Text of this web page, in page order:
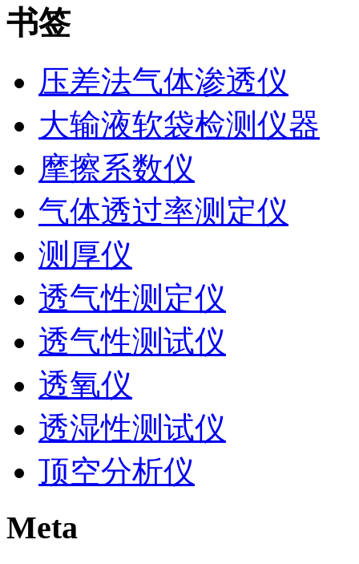
书签
压差法气体渗透仪
大输液软袋检测仪器
摩擦系数仪
气体透过率测定仪
测厚仪
透气性测定仪
透气性测试仪
透氧仪
透湿性测试仪
顶空分析仪
Meta